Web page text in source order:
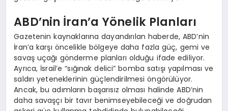
DIĞER
ABD’nin İran’a Yönelik Planları
Gazetenin kaynaklarına dayandırılan haberde, ABD’nin
İran’a karşı öncelikle bölgeye daha fazla güç, gemi ve
savaş uçağı gönderme planları olduğu ifade ediliyor.
Ayrıca, İsrail’e “sığınak delici” bomba satışı yapılması ve
saldırı yeteneklerinin güçlendirilmesi öngörülüyor.
Ancak, bu adımların başarısız olması halinde ABD’nin
daha savaşçı bir tavır benimseyebileceği ve doğrudan